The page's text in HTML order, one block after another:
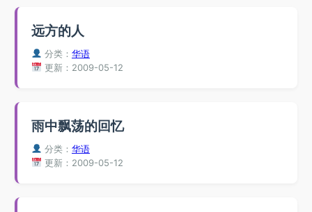
远方的人
分类：华语
更新：2009-05-12
雨中飘荡的回忆
分类：华语
更新：2009-05-12